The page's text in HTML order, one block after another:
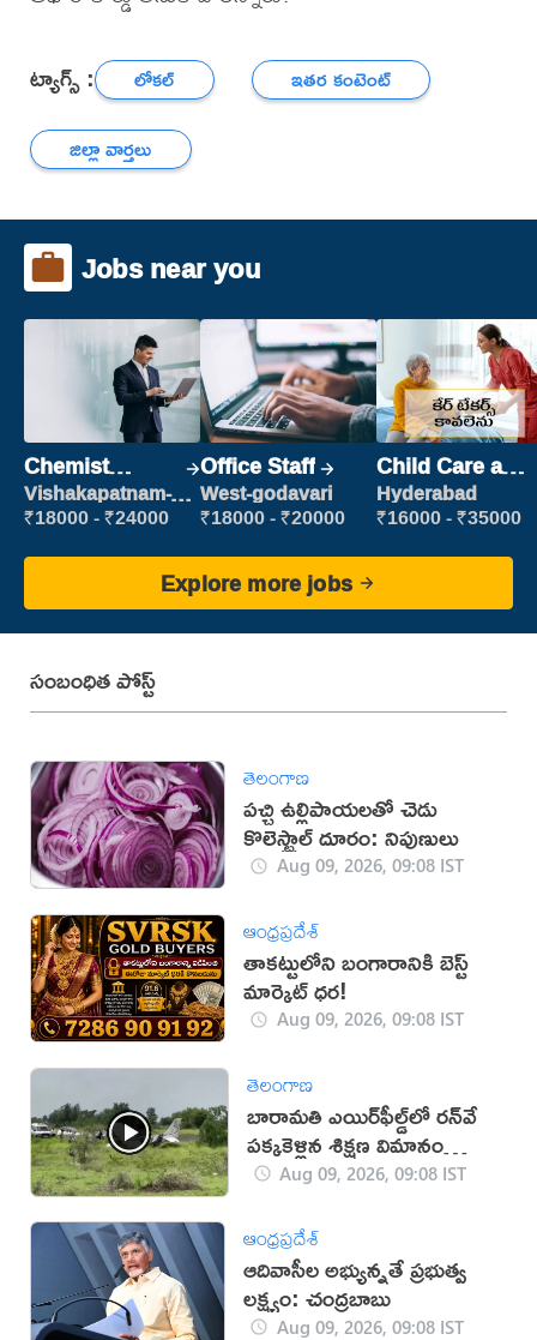
ట్యాగ్స్ : లోకల్
ఇతర కంటెంట్
జిల్లా వార్తలు
Jobs near you
Chemist
Production
Executive
Vishakapatnam-
new
₹18000 - ₹24000
Office Staff
West-godavari
₹18000 - ₹20000
Child Care and
Patient care
Hyderabad
₹16000 - ₹35000
Explore more jobs
సంబంధిత పోస్ట్
తెలంగాణ
పచ్చి ఉల్లిపాయలతో చెడు
కొలెస్ట్రాల్ దూరం: నిపుణులు
Aug 09, 2026, 09:08 IST
ఆంధ్రప్రదేశ్
తాకట్టులోని బంగారానికి బెస్ట్
మార్కెట్ ధర!
Aug 09, 2026, 09:08 IST
తెలంగాణ
బారామతి ఎయిర్‌ఫీల్డ్‌లో రన్‌వే
పక్కకెళ్లిన శిక్షణ విమానం
(వీడియో)
Aug 09, 2026, 09:08 IST
ఆంధ్రప్రదేశ్
ఆదివాసీల అభ్యున్నతే ప్రభుత్వ
లక్ష్యం: చంద్రబాబు
Aug 09, 2026, 09:08 IST